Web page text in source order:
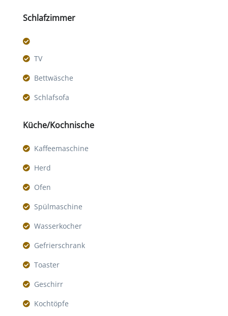
Schlafzimmer
TV
Bettwäsche
Schlafsofa
Küche/Kochnische
Kaffeemaschine
Herd
Ofen
Spülmaschine
Wasserkocher
Gefrierschrank
Toaster
Geschirr
Kochtöpfe